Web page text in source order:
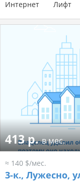
Интернет
Лифт
413 р.в мес.
≈ 140 $/мес.
3-к., Лужесно,